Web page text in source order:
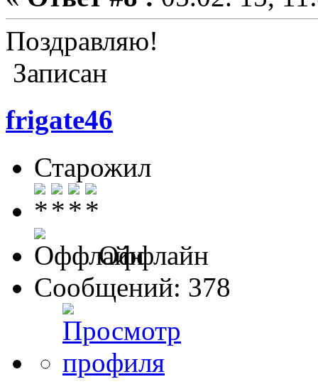
Поздравляю!
Записан
frigate46
Старожил
Оффлайн
Сообщений: 378